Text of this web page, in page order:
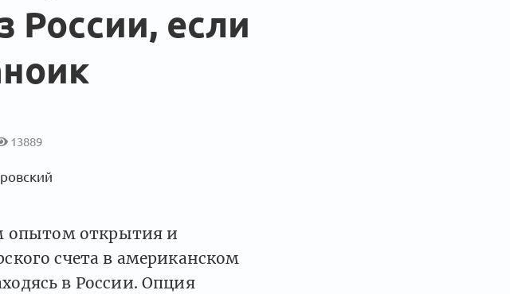
если
13889
опытом открытия и
счета в американском
в России. Опция